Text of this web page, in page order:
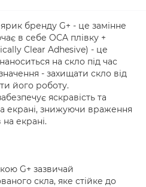
бренду G+ - це замінне
в себе OCA плівку +
Clear Adhesive) - це
на скло під час
- захищати скло від
його роботу.
яскравість та
екрані, знижуючи враження
на екрані.
G+ зазвичай
скла, яке стійке до